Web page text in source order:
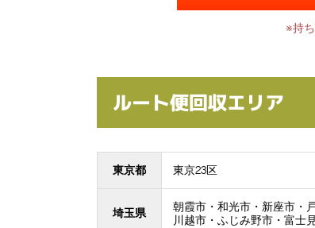
※持
ルート便回収エリア
東京都 東京23区
埼玉県
朝霞市・和光市・新座市・
川越市・ふじみ野市・富士